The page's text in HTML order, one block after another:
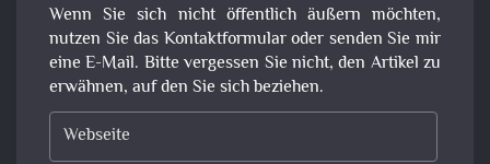
Wenn Sie sich nicht öffentlich äußern möchten,
nutzen Sie das Kontaktformular oder senden Sie mir
eine E-Mail. Bitte vergessen Sie nicht, den Artikel zu
erwähnen, auf den Sie sich beziehen.